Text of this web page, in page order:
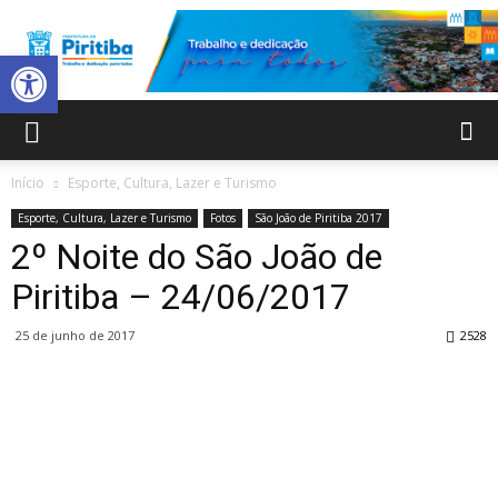
Municipal
Início Esporte, Cultura, Lazer e Turismo
Esporte, Cultura, Lazer e Turismo Fotos São João de Piritiba 2017
2º Noite do São João de
Piritiba – 24/06/2017
25 de junho de 2017 2528
Abrir a barra de ferramentas